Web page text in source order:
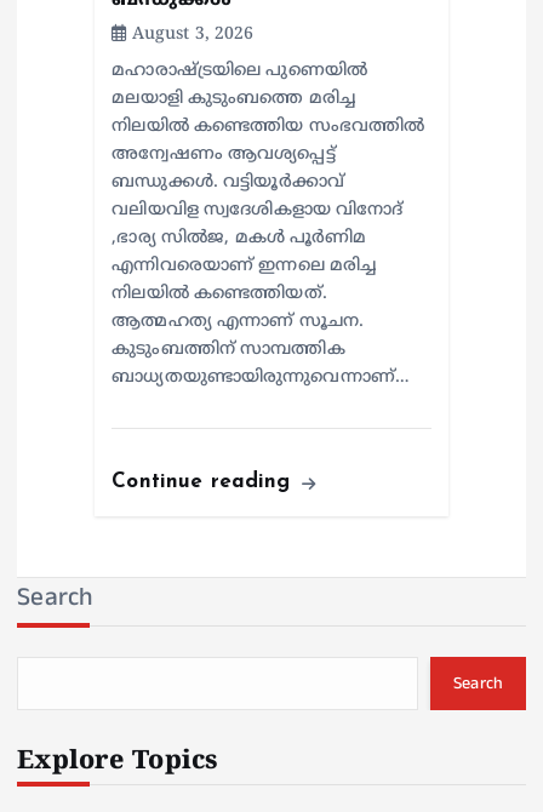
August 3, 2026
മഹാരാഷ്ട്രയിലെ പുണെയിൽ
മലയാളി കുടുംബത്തെ മരിച്ച
നിലയിൽ കണ്ടെത്തിയ സംഭവത്തിൽ
അന്വേഷണം ആവശ്യപ്പെട്ട്
ബന്ധുക്കൾ. വട്ടിയൂർക്കാവ്
വലിയവിള സ്വദേശികളായ വിനോദ്
,ഭാര്യ സിൽജ, മകൾ പൂർണിമ
എന്നിവരെയാണ് ഇന്നലെ മരിച്ച
നിലയിൽ കണ്ടെത്തിയത്.
ആത്മഹത്യ എന്നാണ് സൂചന.
കുടുംബത്തിന് സാമ്പത്തിക
ബാധ്യതയുണ്ടായിരുന്നുവെന്നാണ്…
Continue reading
Search
Search
Explore Topics